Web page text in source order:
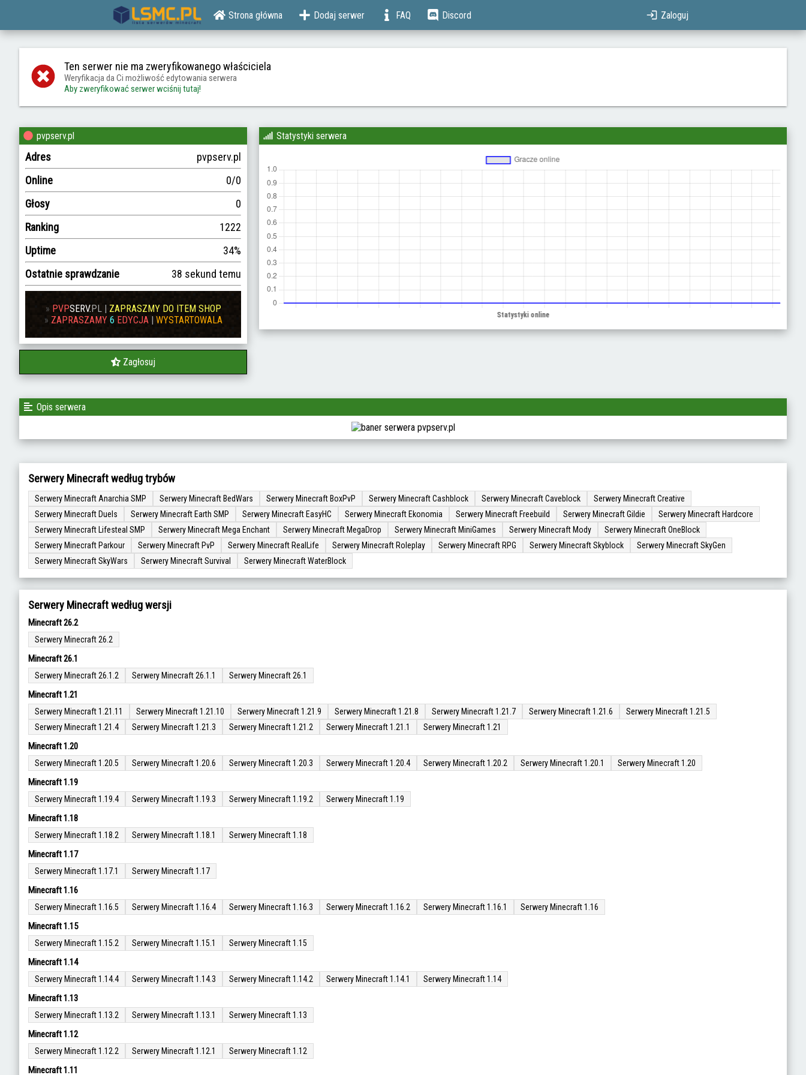
Strona główna Dodaj serwer FAQ Discord Zaloguj
Ten serwer nie ma zweryfikowanego właściciela
Weryfikacja da Ci możliwość edytowania serwera
Aby zweryfikować serwer wciśnij tutaj!
pvpserv.pl
Adres
pvpserv.pl
Online
0/0
Głosy
0
Ranking
1222
Uptime
34%
Ostatnie sprawdzanie
39 sekund temu
» PVPSERV.PL | ZAPRASZMY DO ITEM SHOP
» ZAPRASZAMY 6 EDYCJA | WYSTARTOWALA
Zagłosuj
Statystyki serwera
Opis serwera
Serwery Minecraft według trybów
Serwery Minecraft Anarchia SMP Serwery Minecraft BedWars Serwery Minecraft BoxPvP Serwery Minecraft Cashblock Serwery Minecraft Caveblock
Serwery Minecraft Creative
Serwery Minecraft Duels
Serwery Minecraft Earth SMP Serwery Minecraft EasyHC Serwery Minecraft Ekonomia Serwery Minecraft Freebuild Serwery Minecraft Gildie
Serwery Minecraft Hardcore
Serwery Minecraft Lifesteal SMP
Serwery Minecraft Mega Enchant Serwery Minecraft MegaDrop Serwery Minecraft MiniGames Serwery Minecraft Mody
Serwery Minecraft OneBlock
Serwery Minecraft Parkour
Serwery Minecraft PvP Serwery Minecraft RealLife Serwery Minecraft Roleplay Serwery Minecraft RPG Serwery Minecraft Skyblock
Serwery Minecraft SkyGen
Serwery Minecraft SkyWars
Serwery Minecraft Survival Serwery Minecraft WaterBlock
Serwery Minecraft według wersji
Minecraft 26.2
Serwery Minecraft 26.2
Minecraft 26.1
Serwery Minecraft 26.1.2 Serwery Minecraft 26.1.1 Serwery Minecraft 26.1
Minecraft 1.21
Serwery Minecraft 1.21.11 Serwery Minecraft 1.21.10 Serwery Minecraft 1.21.9 Serwery Minecraft 1.21.8 Serwery Minecraft 1.21.7 Serwery Minecraft 1.21.6
Serwery Minecraft 1.21.5
Serwery Minecraft 1.21.4
Serwery Minecraft 1.21.3 Serwery Minecraft 1.21.2 Serwery Minecraft 1.21.1 Serwery Minecraft 1.21
Minecraft 1.20
Serwery Minecraft 1.20.5 Serwery Minecraft 1.20.6 Serwery Minecraft 1.20.3 Serwery Minecraft 1.20.4 Serwery Minecraft 1.20.2 Serwery Minecraft 1.20.1 Serwery Minecraft 1.20
Minecraft 1.19
Serwery Minecraft 1.19.4 Serwery Minecraft 1.19.3 Serwery Minecraft 1.19.2 Serwery Minecraft 1.19
Minecraft 1.18
Serwery Minecraft 1.18.2 Serwery Minecraft 1.18.1 Serwery Minecraft 1.18
Minecraft 1.17
Serwery Minecraft 1.17.1 Serwery Minecraft 1.17
Minecraft 1.16
Serwery Minecraft 1.16.5 Serwery Minecraft 1.16.4 Serwery Minecraft 1.16.3 Serwery Minecraft 1.16.2 Serwery Minecraft 1.16.1 Serwery Minecraft 1.16
Minecraft 1.15
Serwery Minecraft 1.15.2 Serwery Minecraft 1.15.1 Serwery Minecraft 1.15
Minecraft 1.14
Serwery Minecraft 1.14.4 Serwery Minecraft 1.14.3 Serwery Minecraft 1.14.2 Serwery Minecraft 1.14.1 Serwery Minecraft 1.14
Minecraft 1.13
Serwery Minecraft 1.13.2 Serwery Minecraft 1.13.1 Serwery Minecraft 1.13
Minecraft 1.12
Serwery Minecraft 1.12.2 Serwery Minecraft 1.12.1 Serwery Minecraft 1.12
Minecraft 1.11